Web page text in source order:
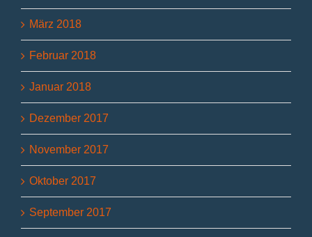
März 2018
Februar 2018
Januar 2018
Dezember 2017
November 2017
Oktober 2017
September 2017